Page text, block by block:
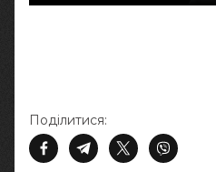
Поділитися: